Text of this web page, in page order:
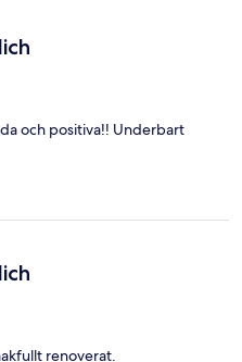
och positiva!! Underbart
renoverat.